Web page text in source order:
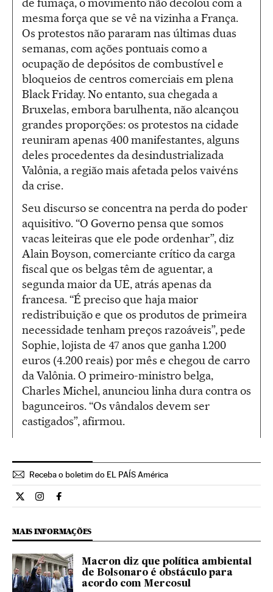
mesma força que se vê na vizinha a França.
Os protestos não pararam nas últimas duas
semanas, com ações pontuais como a
ocupação de depósitos de combustível e
bloqueios de centros comerciais em plena
Black Friday. No entanto, sua chegada a
Bruxelas, embora barulhenta, não alcançou
grandes proporções: os protestos na cidade
reuniram apenas 400 manifestantes, alguns
deles procedentes da desindustrializada
Valônia, a região mais afetada pelos vaivéns
da crise.
Seu discurso se concentra na perda do poder
aquisitivo. “O Governo pensa que somos
vacas leiteiras que ele pode ordenhar”, diz
Alain Boyson, comerciante crítico da carga
fiscal que os belgas têm de aguentar, a
segunda maior da UE, atrás apenas da
francesa. “É preciso que haja maior
redistribuição e que os produtos de primeira
necessidade tenham preços razoáveis”, pede
Sophie, lojista de 47 anos que ganha 1.200
euros (4.200 reais) por mês e chegou de carro
da Valônia. O primeiro-ministro belga,
Charles Michel, anunciou linha dura contra os
bagunceiros. “Os vândalos devem ser
castigados”, afirmou.
Receba o boletim do EL PAÍS América
Internacional El País Brasil en Twitter
Internacional El País Brasil en Instagram
Internacional El País Brasil en Facebook
MAIS INFORMAÇÕES
Macron diz que política ambiental
de Bolsonaro é obstáculo para
acordo com Mercosul